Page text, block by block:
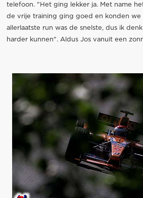
telefoon. "Het ging lekker ja. Met name
de vrije training ging goed en konden we
allerlaatste run was de snelste, dus ik
harder kunnen". Aldus Jos vanuit een